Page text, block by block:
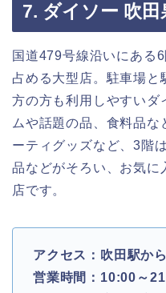
7. ダイソー 吹田
国道479号線沿いにある
占める大型店。駐車場と
方の方も利用しやすいダ
ムや話題の品、食料品
ーティグッズなど、3階
品などがそろい、お気に
店です。
アクセス：吹田駅か
営業時間：10:00～